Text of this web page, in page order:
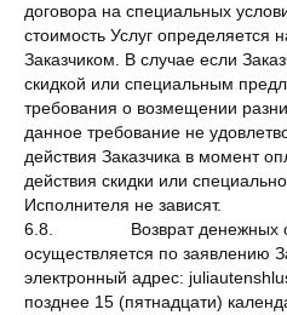
договора на специальных
стоимость Услуг определяется
Заказчиком. В случае если
скидкой или специальным
требования о возмещении
данное требование не
действия Заказчика в момент
действия скидки или
Исполнителя не зависят.
6.8. Возврат денежных
осуществляется по заявлению
электронный адрес:
позднее 15 (пятнадцати)